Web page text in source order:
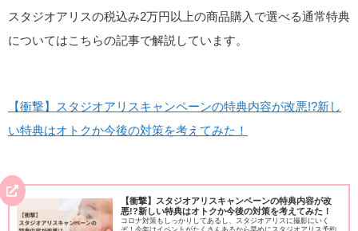
スタジオアリスの税込み2万円以上の商品購入で選べる通常特典
についてはこちらの記事で解説しています。
【衝撃】スタジオアリスキャンペーンの特典内容が改悪!?新し
い特典はオトクか今後の対策を考えてみた！
【衝撃】スタジオアリスキャンペーンの特典内容が改
悪!?新しい特典はオトクか今後の対策を考えてみた！
コロナ対策もしっかりしてあるし、スタジオアリスに撮影にいく